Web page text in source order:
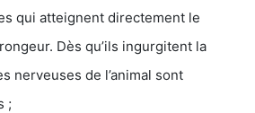
qui atteignent directement le
Dès qu’ils ingurgitent la
nerveuses de l’animal sont
;